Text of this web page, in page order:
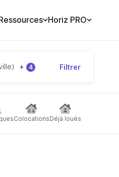
Horiz PRO
+ 4 Filtrer
ColocationsDéjà loués